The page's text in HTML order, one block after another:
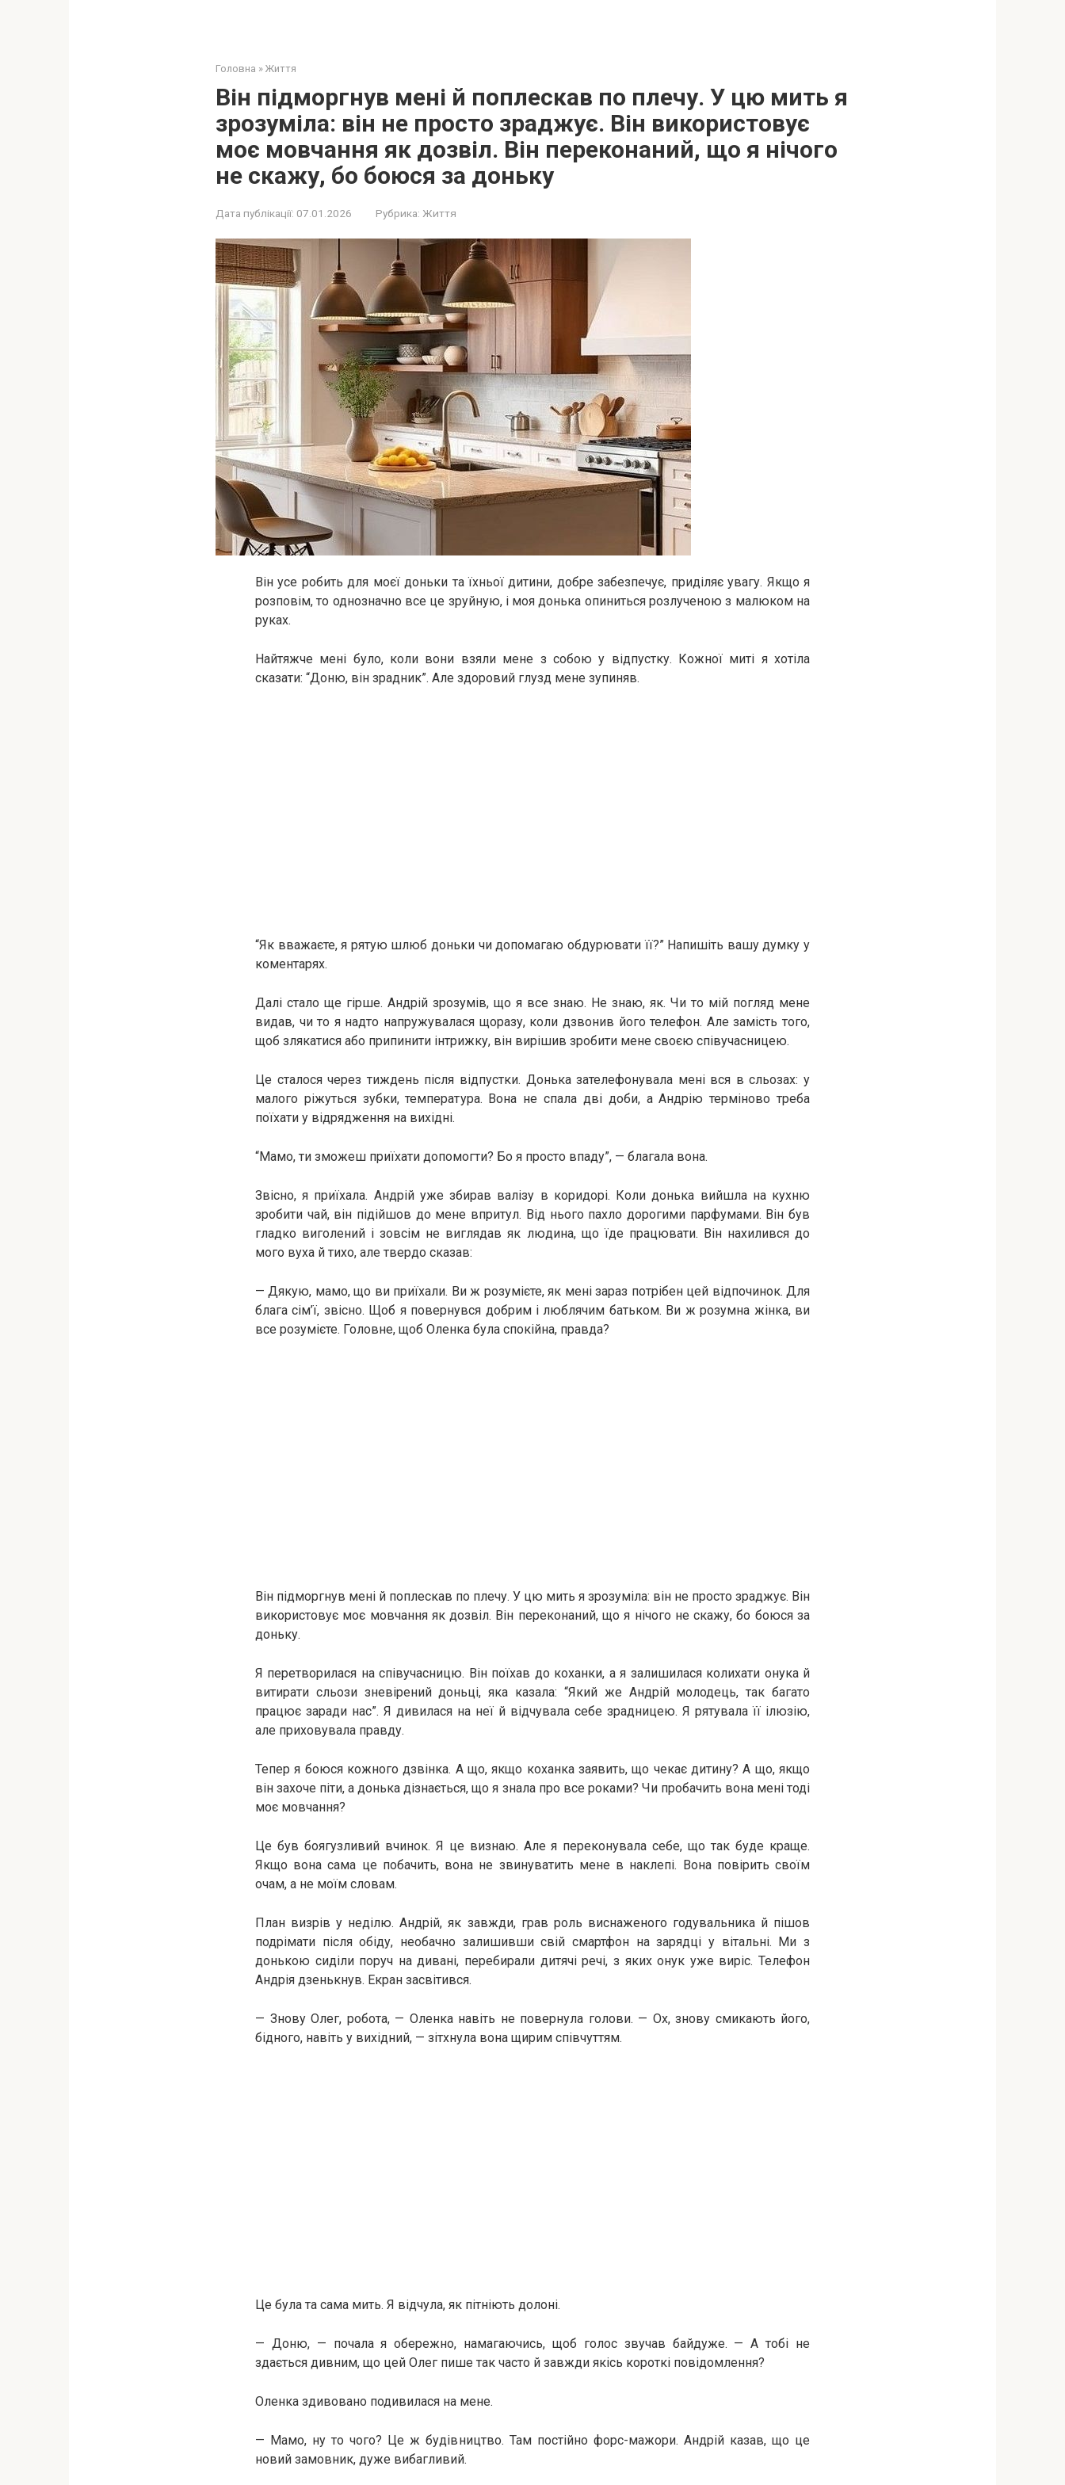
Головна » Життя
Він підморгнув мені й поплескав по плечу. У цю мить я
зрозуміла: він не просто зраджує. Він використовує
моє мовчання як дозвіл. Він переконаний, що я нічого
не скажу, бо боюся за доньку
Дата публікації: 07.01.2026 Рубрика: Життя
Він усе робить для моєї доньки та їхньої дитини, добре забезпечує, приділяє увагу. Якщо я
розповім, то однозначно все це зруйную, і моя донька опиниться розлученою з малюком на
руках.
Найтяжче мені було, коли вони взяли мене з собою у відпустку. Кожної миті я хотіла
сказати: “Доню, він зрадник”. Але здоровий глузд мене зупиняв.
“Як вважаєте, я рятую шлюб доньки чи допомагаю обдурювати її?” Напишіть вашу думку у
коментарях.
Далі стало ще гірше. Андрій зрозумів, що я все знаю. Не знаю, як. Чи то мій погляд мене
видав, чи то я надто напружувалася щоразу, коли дзвонив його телефон. Але замість того,
щоб злякатися або припинити інтрижку, він вирішив зробити мене своєю співучасницею.
Це сталося через тиждень після відпустки. Донька зателефонувала мені вся в сльозах: у
малого ріжуться зубки, температура. Вона не спала дві доби, а Андрію терміново треба
поїхати у відрядження на вихідні.
“Мамо, ти зможеш приїхати допомогти? Бо я просто впаду”, — благала вона.
Звісно, я приїхала. Андрій уже збирав валізу в коридорі. Коли донька вийшла на кухню
зробити чай, він підійшов до мене впритул. Від нього пахло дорогими парфумами. Він був
гладко виголений і зовсім не виглядав як людина, що їде працювати. Він нахилився до
мого вуха й тихо, але твердо сказав:
— Дякую, мамо, що ви приїхали. Ви ж розумієте, як мені зараз потрібен цей відпочинок. Для
блага сім’ї, звісно. Щоб я повернувся добрим і люблячим батьком. Ви ж розумна жінка, ви
все розумієте. Головне, щоб Оленка була спокійна, правда?
Він підморгнув мені й поплескав по плечу. У цю мить я зрозуміла: він не просто зраджує. Він
використовує моє мовчання як дозвіл. Він переконаний, що я нічого не скажу, бо боюся за
доньку.
Я перетворилася на співучасницю. Він поїхав до коханки, а я залишилася колихати онука й
витирати сльози зневірений доньці, яка казала: “Який же Андрій молодець, так багато
працює заради нас”. Я дивилася на неї й відчувала себе зрадницею. Я рятувала її ілюзію,
але приховувала правду.
Тепер я боюся кожного дзвінка. А що, якщо коханка заявить, що чекає дитину? А що, якщо
він захоче піти, а донька дізнається, що я знала про все роками? Чи пробачить вона мені тоді
моє мовчання?
Це був боягузливий вчинок. Я це визнаю. Але я переконувала себе, що так буде краще.
Якщо вона сама це побачить, вона не звинуватить мене в наклепі. Вона повірить своїм
очам, а не моїм словам.
План визрів у неділю. Андрій, як завжди, грав роль виснаженого годувальника й пішов
подрімати після обіду, необачно залишивши свій смартфон на зарядці у вітальні. Ми з
донькою сиділи поруч на дивані, перебирали дитячі речі, з яких онук уже виріс. Телефон
Андрія дзенькнув. Екран засвітився.
— Знову Олег, робота, — Оленка навіть не повернула голови. — Ох, знову смикають його,
бідного, навіть у вихідний, — зітхнула вона щирим співчуттям.
Це була та сама мить. Я відчула, як пітніють долоні.
— Доню, — почала я обережно, намагаючись, щоб голос звучав байдуже. — А тобі не
здається дивним, що цей Олег пише так часто й завжди якісь короткі повідомлення?
Оленка здивовано подивилася на мене.
— Мамо, ну то чого? Це ж будівництво. Там постійно форс-мажори. Андрій казав, що це
новий замовник, дуже вибагливий.